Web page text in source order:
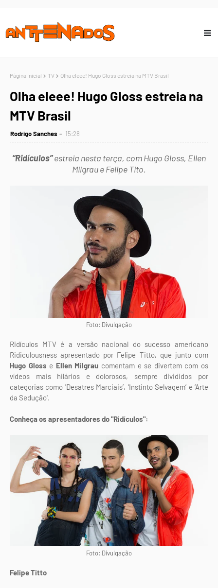
Página inicial TV Olha eleee! Hugo Gloss estreia na MTV Brasil
Olha eleee! Hugo Gloss estreia na
MTV Brasil
Rodrigo Sanches 15:28
“Ridículos”estreia nesta terça, com Hugo Gloss, Ellen
Milgrau e Felipe Tito.
Foto: Divulgação
Ridículos MTV é a versão nacional do sucesso americano
Ridiculousness apresentado por Felipe Titto, que junto com
Hugo Gloss e Ellen Milgrau comentam e se divertem com os
vídeos mais hilários e dolorosos, sempre divididos por
categorias como 'Desatres Marciais’, ‘Instinto Selvagem’ e ‘Arte
da Sedução'.
Conheça os apresentadores do "Ridículos":
Foto: Divulgação
Felipe Titto